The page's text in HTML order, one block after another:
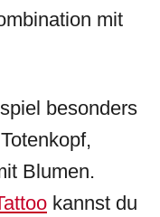
mit
besonders
Blumen.
kannst du